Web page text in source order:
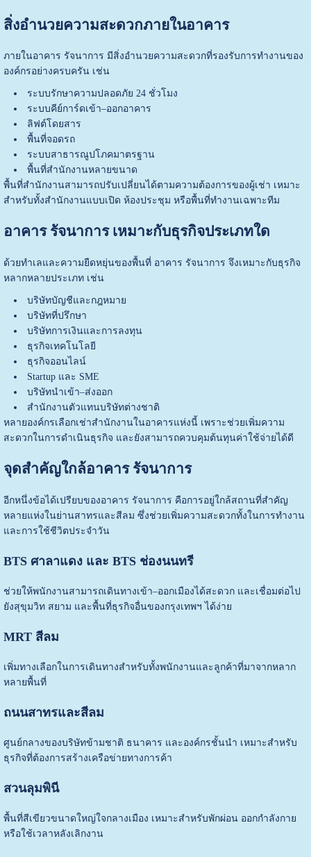
สิ่งอำนวยความสะดวกภายในอาคาร
ภายในอาคาร รัจนาการ มีสิ่งอำนวยความสะดวกที่รองรับการทำงานของ
องค์กรอย่างครบครัน เช่น
ระบบรักษาความปลอดภัย 24 ชั่วโมง
ระบบคีย์การ์ดเข้า–ออกอาคาร
ลิฟต์โดยสาร
พื้นที่จอดรถ
ระบบสาธารณูปโภคมาตรฐาน
พื้นที่สำนักงานหลายขนาด
พื้นที่สำนักงานสามารถปรับเปลี่ยนได้ตามความต้องการของผู้เช่า เหมาะ
สำหรับทั้งสำนักงานแบบเปิด ห้องประชุม หรือพื้นที่ทำงานเฉพาะทีม
อาคาร รัจนาการ เหมาะกับธุรกิจประเภทใด
ด้วยทำเลและความยืดหยุ่นของพื้นที่ อาคาร รัจนาการ จึงเหมาะกับธุรกิจ
หลากหลายประเภท เช่น
บริษัทบัญชีและกฎหมาย
บริษัทที่ปรึกษา
บริษัทการเงินและการลงทุน
ธุรกิจเทคโนโลยี
ธุรกิจออนไลน์
Startup และ SME
บริษัทนำเข้า–ส่งออก
สำนักงานตัวแทนบริษัทต่างชาติ
หลายองค์กรเลือกเช่าสำนักงานในอาคารแห่งนี้ เพราะช่วยเพิ่มความ
สะดวกในการดำเนินธุรกิจ และยังสามารถควบคุมต้นทุนค่าใช้จ่ายได้ดี
จุดสำคัญใกล้อาคาร รัจนาการ
อีกหนึ่งข้อได้เปรียบของอาคาร รัจนาการ คือการอยู่ใกล้สถานที่สำคัญ
หลายแห่งในย่านสาทรและสีลม ซึ่งช่วยเพิ่มความสะดวกทั้งในการทำงาน
และการใช้ชีวิตประจำวัน
BTS ศาลาแดง และ BTS ช่องนนทรี
ช่วยให้พนักงานสามารถเดินทางเข้า–ออกเมืองได้สะดวก และเชื่อมต่อไป
ยังสุขุมวิท สยาม และพื้นที่ธุรกิจอื่นของกรุงเทพฯ ได้ง่าย
MRT สีลม
เพิ่มทางเลือกในการเดินทางสำหรับทั้งพนักงานและลูกค้าที่มาจากหลาก
หลายพื้นที่
ถนนสาทรและสีลม
ศูนย์กลางของบริษัทข้ามชาติ ธนาคาร และองค์กรชั้นนำ เหมาะสำหรับ
ธุรกิจที่ต้องการสร้างเครือข่ายทางการค้า
สวนลุมพินี
พื้นที่สีเขียวขนาดใหญ่ใจกลางเมือง เหมาะสำหรับพักผ่อน ออกกำลังกาย
หรือใช้เวลาหลังเลิกงาน